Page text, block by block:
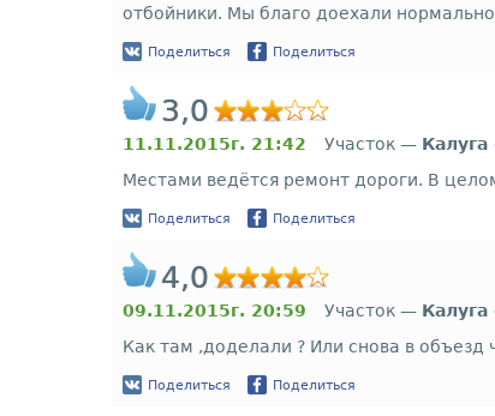
отбойники. Мы благо доехали
Поделиться Поделиться
3,0
11.11.2015г. 21:42 Участок — Калуга
Местами ведётся ремонт дороги. В
Поделиться Поделиться
4,0
09.11.2015г. 20:59 Участок — Калуга
Как там ,доделали ? Или снова в объезд
Поделиться Поделиться